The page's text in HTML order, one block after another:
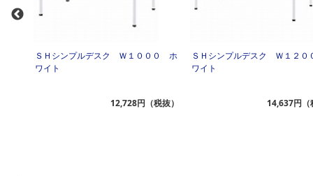
ＳＨシンプルデスク Ｗ１０００ ホ
ワイト
12,728円（税抜）
ＳＨシンプルデスク Ｗ１２
ワイト
14,637円（